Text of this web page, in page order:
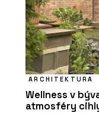
ARCHITEKTURA
Wellness v
atmosféry